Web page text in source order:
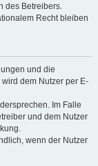
des Betreibers.
Recht bleiben
und die
dem Nutzer per E-
Im Falle
und dem Nutzer
wenn der Nutzer